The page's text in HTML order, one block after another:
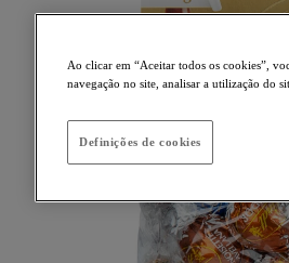
Ao clicar em “Aceitar todos os cookies”,
navegação no site, analisar a utilização do
Definições de cookies